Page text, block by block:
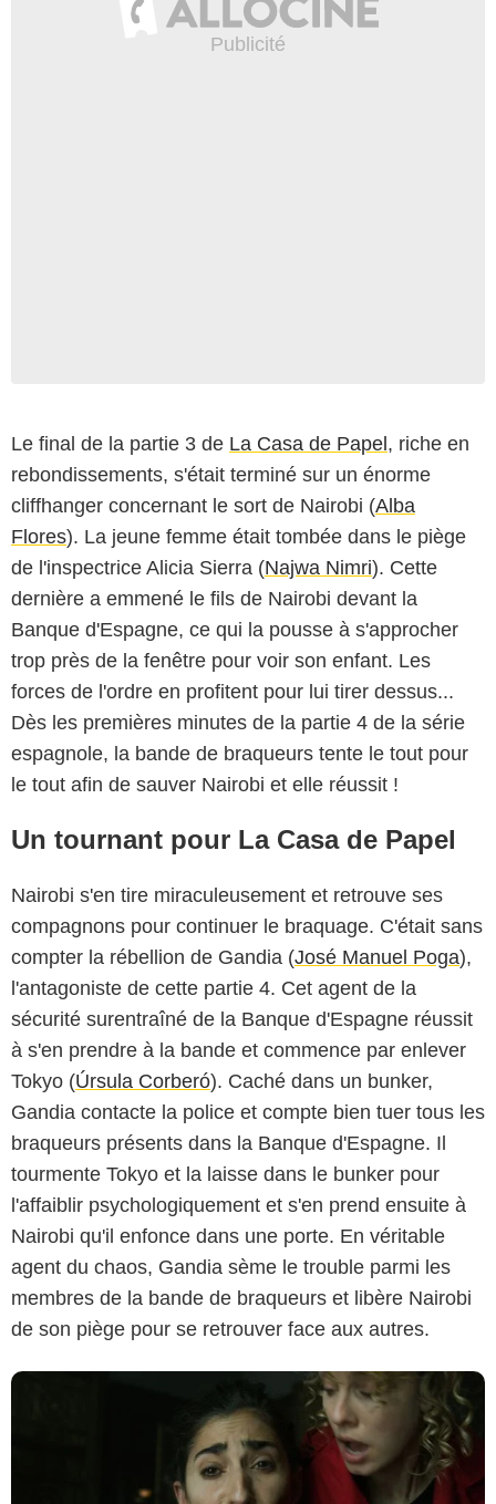
Le final de la partie 3 de La Casa de Papel, riche en
rebondissements, s'était terminé sur un énorme
cliffhanger concernant le sort de Nairobi (Alba
Flores). La jeune femme était tombée dans le piège
de l'inspectrice Alicia Sierra (Najwa Nimri). Cette
dernière a emmené le fils de Nairobi devant la
Banque d'Espagne, ce qui la pousse à s'approcher
trop près de la fenêtre pour voir son enfant. Les
forces de l'ordre en profitent pour lui tirer dessus...
Dès les premières minutes de la partie 4 de la série
espagnole, la bande de braqueurs tente le tout pour
le tout afin de sauver Nairobi et elle réussit !
Un tournant pour La Casa de Papel
Nairobi s'en tire miraculeusement et retrouve ses
compagnons pour continuer le braquage. C'était sans
compter la rébellion de Gandia (José Manuel Poga),
l'antagoniste de cette partie 4. Cet agent de la
sécurité surentraîné de la Banque d'Espagne réussit
à s'en prendre à la bande et commence par enlever
Tokyo (Úrsula Corberó). Caché dans un bunker,
Gandia contacte la police et compte bien tuer tous les
braqueurs présents dans la Banque d'Espagne. Il
tourmente Tokyo et la laisse dans le bunker pour
l'affaiblir psychologiquement et s'en prend ensuite à
Nairobi qu'il enfonce dans une porte. En véritable
agent du chaos, Gandia sème le trouble parmi les
membres de la bande de braqueurs et libère Nairobi
de son piège pour se retrouver face aux autres.